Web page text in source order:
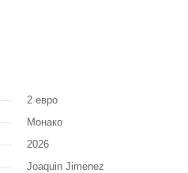
2 евро
Монако
2026
Joaquin Jimenez